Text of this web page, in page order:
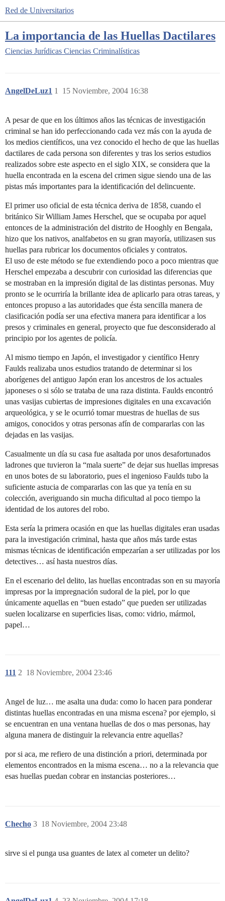
Red de Universitarios
La importancia de las Huellas Dactilares
Ciencias Jurídicas Ciencias Criminalísticas
AngelDeLuz1 15 Noviembre, 2004 16:38
1
A pesar de que en los últimos años las técnicas de investigación
criminal se han ido perfeccionando cada vez más con la ayuda de
los medios científicos, una vez conocido el hecho de que las huellas
dactilares de cada persona son diferentes y tras los serios estudios
realizados sobre este aspecto en el siglo XIX, se considera que la
huella encontrada en la escena del crimen sigue siendo una de las
pistas más importantes para la identificación del delincuente.
El primer uso oficial de esta técnica deriva de 1858, cuando el
británico Sir William James Herschel, que se ocupaba por aquel
entonces de la administración del distrito de Hooghly en Bengala,
hizo que los nativos, analfabetos en su gran mayoría, utilizasen sus
huellas para rubricar los documentos oficiales y contratos.
El uso de este método se fue extendiendo poco a poco mientras que
Herschel empezaba a descubrir con curiosidad las diferencias que
se mostraban en la impresión digital de las distintas personas. Muy
pronto se le ocurriría la brillante idea de aplicarlo para otras tareas, y
entonces propuso a las autoridades que ésta sencilla manera de
clasificación podía ser una efectiva manera para identificar a los
presos y criminales en general, proyecto que fue desconsiderado al
principio por los agentes de policía.
Al mismo tiempo en Japón, el investigador y científico Henry
Faulds realizaba unos estudios tratando de determinar si los
aborígenes del antiguo Japón eran los ancestros de los actuales
japoneses o si sólo se trataba de una raza distinta. Faulds encontró
unas vasijas cubiertas de impresiones digitales en una excavación
arqueológica, y se le ocurrió tomar muestras de huellas de sus
amigos, conocidos y otras personas afín de compararlas con las
dejadas en las vasijas.
Casualmente un día su casa fue asaltada por unos desafortunados
ladrones que tuvieron la “mala suerte” de dejar sus huellas impresas
en unos botes de su laboratorio, pues el ingenioso Faulds tubo la
suficiente astucia de compararlas con las que ya tenía en su
colección, averiguando sin mucha dificultad al poco tiempo la
identidad de los autores del robo.
Esta sería la primera ocasión en que las huellas digitales eran usadas
para la investigación criminal, hasta que años más tarde estas
mismas técnicas de identificación empezarían a ser utilizadas por los
detectives… así hasta nuestros días.
En el escenario del delito, las huellas encontradas son en su mayoría
impresas por la impregnación sudoral de la piel, por lo que
únicamente aquellas en “buen estado” que pueden ser utilizadas
suelen localizarse en superficies lisas, como: vidrio, mármol,
papel…
111 18 Noviembre, 2004 23:46
2
Angel de luz… me asalta una duda: como lo hacen para ponderar
distintas huellas encontradas en una misma escena? por ejemplo, si
se encuentran en una ventana huellas de dos o mas personas, hay
alguna manera de distinguir la relevancia entre aquellas?
por si aca, me refiero de una distinción a priori, determinada por
elementos encontrados en la misma escena… no a la relevancia que
esas huellas puedan cobrar en instancias posteriores…
Checho 18 Noviembre, 2004 23:48
3
sirve si el punga usa guantes de latex al cometer un delito?